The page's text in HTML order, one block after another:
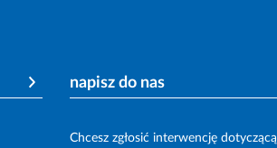
napisz do nas
Chcesz zgłosić interwencję